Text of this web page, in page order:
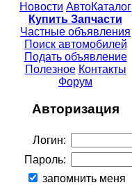
Новости АвтоКаталог
Купить Запчасти
Частные объявления
Поиск автомобилей
Подать объявление
Полезное Контакты
Форум
Авторизация
Логин:
Пароль:
запомнить меня